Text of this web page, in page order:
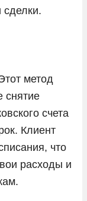
сделки.
метод
снятие
счета
Клиент
что
расходы и